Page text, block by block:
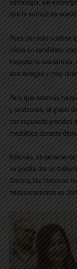
estrategia, sin
que la estructura
Pues por más vueltas
cómo un candidato
trayectoria
sus colegas y muy
Pero que además ha
y sindicales, al grado
por supuesto grandes
mediática durante
Además,
se podría dar un
Sonora, las famosas
necesariamente es